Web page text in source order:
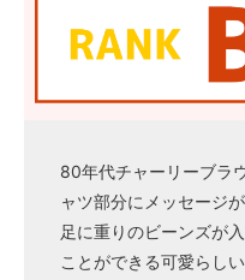
80年代チャーリーブラ
ャツ部分にメッセージ
足に重りのビーンズが
ことができる可愛らし